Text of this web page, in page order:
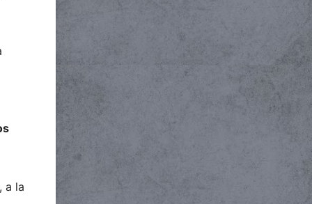
a la